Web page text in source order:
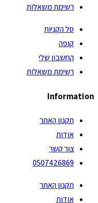
רשימת משאלות
סל הקניות
קופה
החשבון שלי
רשימת משאלות
Information
תקנון האתר
אודות
צור קשר
0507426869
תקנון האתר
אודות